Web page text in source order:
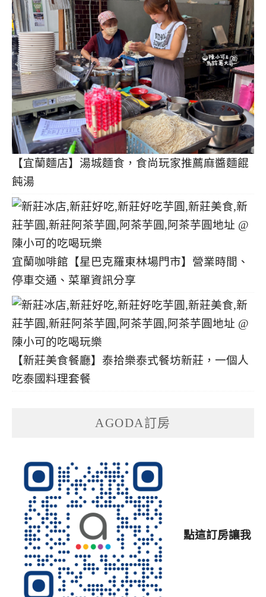
【宜蘭麵店】湯城麵食，食尚玩家推薦麻醬麵餛
飩湯
宜蘭咖啡館【星巴克羅東林場門市】營業時間、
停車交通、菜單資訊分享
【新莊美食餐廳】泰拾樂泰式餐坊新莊，一個人
吃泰國料理套餐
AGODA訂房
點這訂房讓我